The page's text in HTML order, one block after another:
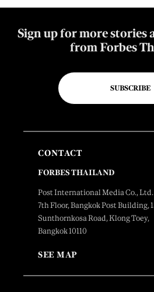
Sign up for more stories
from Forbes
SUBSCRIBE
CONTACT
FORBES THAILAND
Post International Media Co., Ltd.
7th Floor, Bangkok Post Building,
Sunthornkosa Road, Klong Toey,
Bangkok 10110
SEE MAP